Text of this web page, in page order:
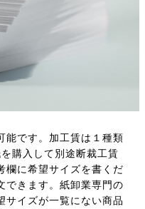
能です。加工賃は１種類
購入して別途断裁工賃
欄に希望サイズを書くだ
できます。紙卸業専門の
サイズが一覧にない商品